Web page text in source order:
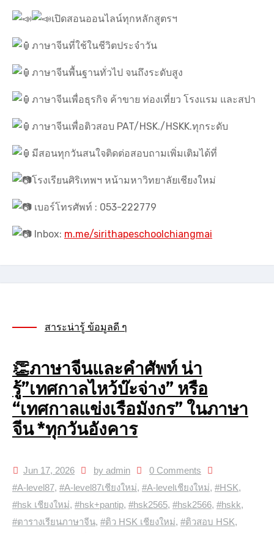
เปิดสอนออนไลน์ทุกหลักสูตรฯ
ภาษาจีนที่ใช้ในชีวิตประจำวัน
ภาษาจีนพื้นฐานทั่วไป จนถึงระดับสูง
ภาษาจีนเพื่อธุรกิจ ค้าขาย ท่องเที่ยว โรงแรม และสปา
ภาษาจีนเพื่อติวสอบ PAT/HSK./HSKK.ทุกระดับ
มีสอนทุกวันสนใจติดต่อสอบถามเพิ่มเติมได้ที่
โรงเรียนศิริเทพฯ หน้ามหาวิทยาลัยเชียงใหม่
เบอร์โทรศัพท์ : 053-222779
Inbox: m.me/sirithapeschoolchiangmai
สาระน่ารู้ ข้อมูลดี ๆ
👏ภาษาจีนและคำศัพท์ น่า
รู้”เทศกาลไหว้บ๊ะจ่าง” หรือ
“เทศกาลแข่งเรือมังกร” ในภาษา
จีน *ทุกวันอังคาร
Jun 17, 2026 by admin
0 Comments
#A-level87, #A-level87เชียงใหม่, #A-levelเชียงใหม่, #HSK,
#hsk เชียงใหม่, #hsk+pantip, #hsk2565, #hsk2566, #hskk,
#ตารางเรียนภาษาจีน, #ติว HSK เชียงใหม่, #ติวสอบ HSK,